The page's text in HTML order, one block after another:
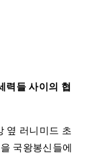
력들 사이의 협
옆 러니미드 초
국왕봉신들에